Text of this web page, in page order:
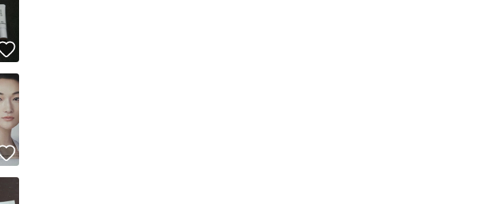
リマサービスでの取引実績があります
しているものではありません
度で24時間以内＆設定した発送日数内に発送してい
で24時間以内に発送しています
ージへ
セル
いいね！